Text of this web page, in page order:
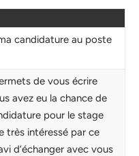
candidature au poste
de vous écrire
avez eu la chance de
pour le stage
très intéressé par ce
d’échanger avec vous